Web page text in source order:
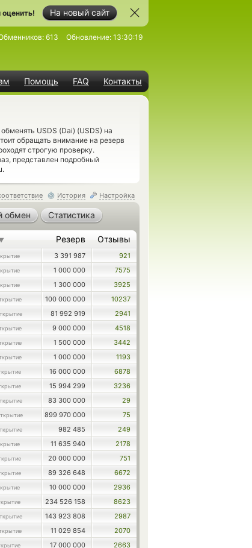
На новый сайт
Помощь FAQ Контакты
613 Обновление: 13:30:19
USDS (Dai) (USDS) на
обращать внимание на резерв
строгую проверку.
представлен подробный
История Настройка
обмен Статистика
Резерв Отзывы
3 391 987
921
1 000 000
7575
1 300 000
3925
100 000 000
10237
81 992 919
2941
9 000 000
4518
1 500 000
3442
1 000 000
1193
16 000 000
6878
15 994 299
3236
83 300 000
29
899 970 000
75
982 485
249
11 635 940
2178
20 000 000
751
89 326 648
6672
10 000 000
2936
234 526 158
8623
143 923 808
2987
11 029 854
2070
17 000 000
2663